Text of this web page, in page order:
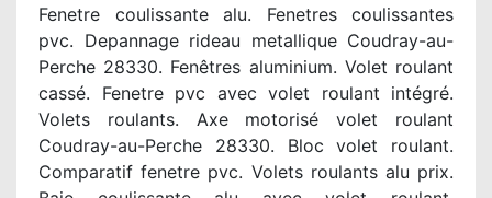
Fenetre coulissante alu. Fenetres coulissantes
pvc. Depannage rideau metallique Coudray-au-
Perche 28330. Fenêtres aluminium. Volet roulant
cassé. Fenetre pvc avec volet roulant intégré.
Volets roulants. Axe motorisé volet roulant
Coudray-au-Perche 28330. Bloc volet roulant.
Comparatif fenetre pvc. Volets roulants alu prix.